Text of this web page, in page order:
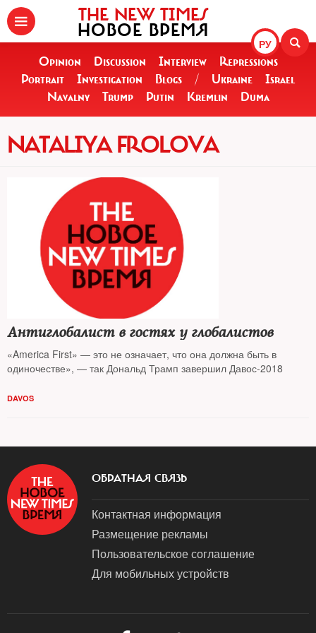
РУ
THE NEW TIMES
НОВОЕ ВРЕМЯ
Opinion Discussion Interview
Repressions
Portrait
Investigation Blogs / Ukraine
Israel
Navalny
Trump Putin Kremlin Duma
NATALIYA FROLOVA
Антиглобалист в гостях у глобалистов
«America First» — это не означает, что она должна быть в
одиночестве», — так Дональд Трамп завершил Давос-2018
DAVOS
ОБРАТНАЯ СВЯЗЬ
Контактная информация
Размещение рекламы
Пользовательское соглашение
Для мобильных устройств